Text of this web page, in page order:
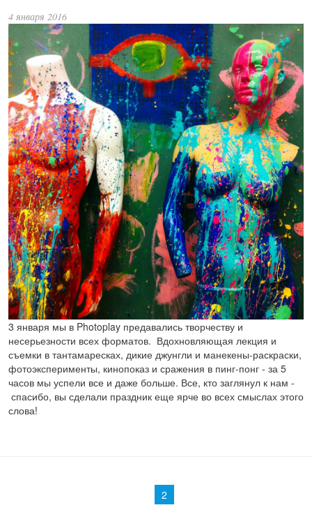
4 января 2016
3 января мы в Photoplay предавались творчеству и
несерьезности всех форматов. Вдохновляющая лекция и
съемки в тантамаресках, дикие джунгли и манекены-раскраски,
фотоэксперименты, кинопоказ и сражения в пинг-понг - за 5
часов мы успели все и даже больше. Все, кто заглянул к нам -
спасибо, вы сделали праздник еще ярче во всех смыслах этого
слова!
2